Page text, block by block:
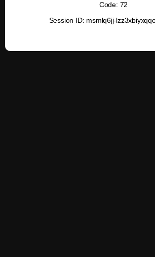
Code: 72
Session ID: msmlq6jj-